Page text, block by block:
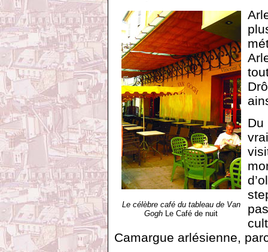
Le célèbre café du tableau de Van
Gogh Le Café de nuit
Du
Camargue arlésienne,